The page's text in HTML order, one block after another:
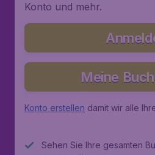
Konto und mehr.
Meine
Konto erstellen damit wir alle
Sehen Sie Ihre gesamten